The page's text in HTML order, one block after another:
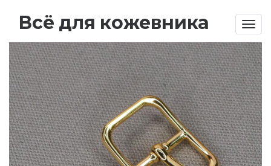
Всё для кожевника